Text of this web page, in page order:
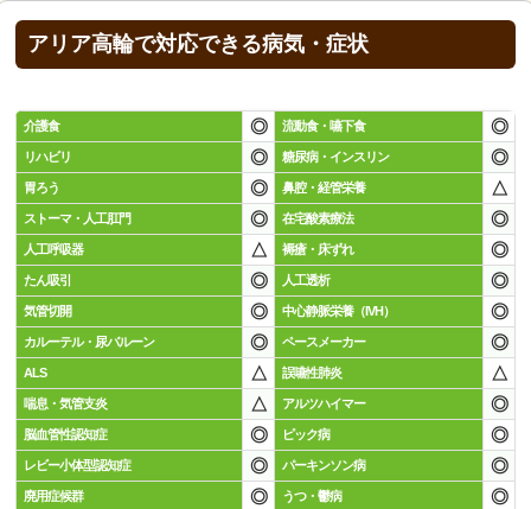
アリア高輪で対応できる病気・症状
介護食 ◎ 流動食・嚥下食 ◎
リハビリ ◎ 糖尿病・インスリン ◎
胃ろう ◎ 鼻腔・経管栄養 △
ストーマ・人工肛門 ◎ 在宅酸素療法 ◎
人工呼吸器 △ 褥瘡・床ずれ ◎
たん吸引 ◎ 人工透析 ◎
気管切開 ◎ 中心静脈栄養（IVH） ◎
カルーテル・尿バルーン ◎ ペースメーカー ◎
ALS △ 誤嚥性肺炎 △
喘息・気管支炎 △ アルツハイマー ◎
脳血管性認知症 ◎ ピック病 ◎
レビー小体型認知症 ◎ パーキンソン病 ◎
廃用症候群 ◎ うつ・鬱病 ◎